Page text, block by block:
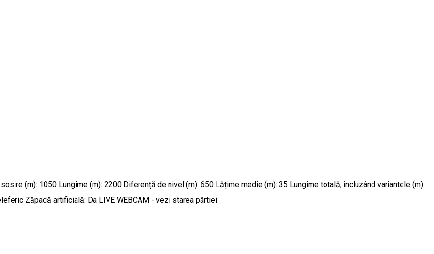
(m): 1050 Lungime (m): 2200 Diferență de nivel (m): 650 Lățime medie (m): 35 Lungime totală, incluzând variantele (m):
Zăpadă artificială: Da LIVE WEBCAM - vezi starea pârtiei